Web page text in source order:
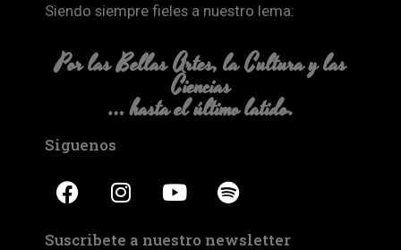
Siendo siempre fieles a nuestro lema:
Por las Bellas Artes, la Cultura y las
Ciencias
… hasta el último latido.
Siguenos
Suscribete a nuestro newsletter